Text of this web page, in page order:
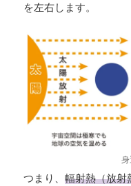
を左右します。
つまり、輻射熱（放射